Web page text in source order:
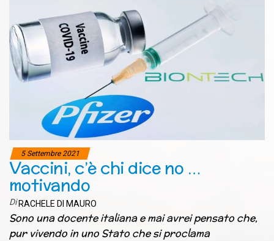
5 Settembre 2021
Vaccini, c’è chi dice no …
motivando
Di RACHELE DI MAURO
Sono una docente italiana e mai avrei pensato che,
pur vivendo in uno Stato che si proclama